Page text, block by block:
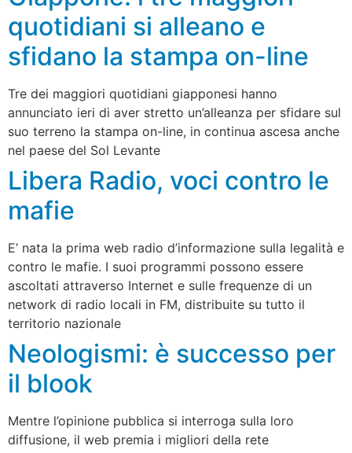
quotidiani si alleano e
sfidano la stampa on-line
Tre dei maggiori quotidiani giapponesi hanno
annunciato ieri di aver stretto un’alleanza per sfidare sul
suo terreno la stampa on-line, in continua ascesa anche
nel paese del Sol Levante
Libera Radio, voci contro le
mafie
E’ nata la prima web radio d’informazione sulla legalità e
contro le mafie. I suoi programmi possono essere
ascoltati attraverso Internet e sulle frequenze di un
network di radio locali in FM, distribuite su tutto il
territorio nazionale
Neologismi: è successo per
il blook
Mentre l’opinione pubblica si interroga sulla loro
diffusione, il web premia i migliori della rete